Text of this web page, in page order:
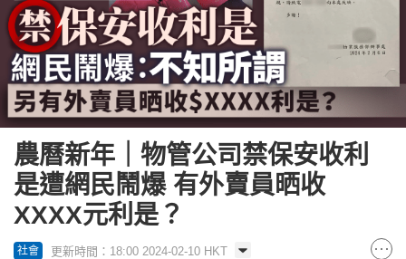
農曆新年｜物管公司禁保安收利
是遭網民鬧爆 有外賣員晒收
XXXX元利是？
社會 更新時間：18:00 2024-02-10 HKT